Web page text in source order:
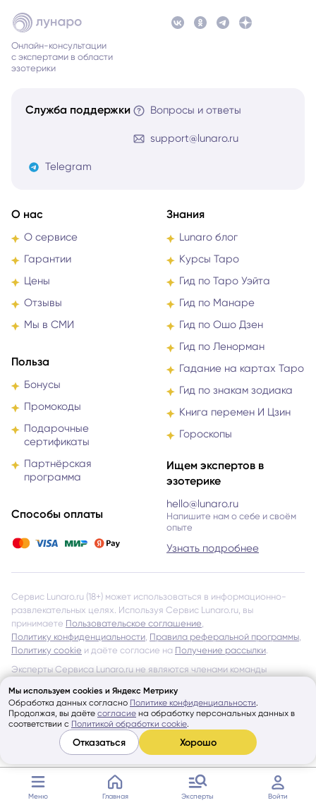
Меню Главная Эксперты Войти
Мы используем cookies и Яндекс Метрику
Обработка данных согласно Политике конфиденциальности.
Продолжая, вы даёте согласие на обработку персональных данных в
соответствии с Политикой обработки cookie.
Отказаться Хорошо
Онлайн-консультации
с экспертами в области
эзотерики
Служба поддержки Вопросы и ответы
support@lunaro.ru
Telegram
О нас
О сервисе
Гарантии
Цены
Отзывы
Мы в СМИ
Польза
Бонусы
Промокоды
Подарочные
сертификаты
Партнёрская
программа
Способы оплаты
Знания
Lunaro блог
Курсы Таро
Гид по Таро Уэйта
Гид по Манаре
Гид по Ошо Дзен
Гид по Ленорман
Гадание на картах Таро
Гид по знакам зодиака
Книга перемен И Цзин
Гороскопы
Ищем экспертов в
эзотерике
hello@lunaro.ru
Напишите нам о себе и своём
опыте
Узнать подробнее
Сервис Lunaro.ru (18+) может использоваться в информационно-
развлекательных целях. Используя Сервис Lunaro.ru, вы
принимаете Пользовательское соглашение
Политику конфиденциальности Правила реферальной программы
Политику cookie и даёте согласие на Получение рассылки
Эксперты Сервиса Lunaro.ru не являются членами команды
всех Экспертов и даёт допуск к работе через Сервис, однако
не несёт ответственности за обещания и утверждения, указанные
на страницах Экспертов и в отзывах других Пользователей
об Экспертах Сервиса.
Показать ещё
© Lunaro, 2026